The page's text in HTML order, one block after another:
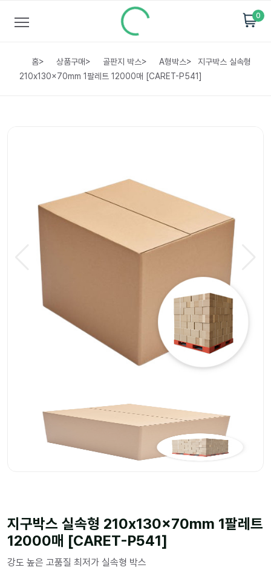
0
홈> 상품구매> 골판지 박스> A형박스>
지구박스 실속형
210x130x70mm 1팔레트 12000매 [CARET-P541]
지구박스 실속형 210x130x70mm 1팔레트
12000매 [CARET-P541]
강도 높은 고품질 최저가 실속형 박스